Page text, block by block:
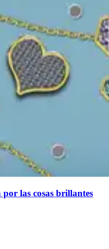
por las cosas brillantes